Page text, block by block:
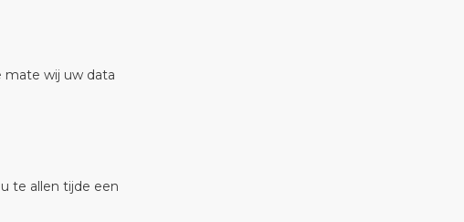
mate wij uw data
te allen tijde een